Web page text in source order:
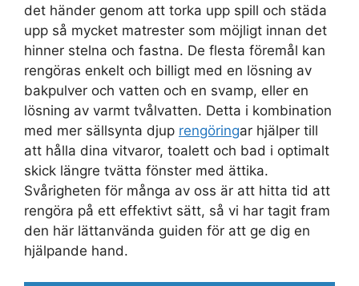
det händer genom att torka upp spill och städa
upp så mycket matrester som möjligt innan det
hinner stelna och fastna. De flesta föremål kan
rengöras enkelt och billigt med en lösning av
bakpulver och vatten och en svamp, eller en
lösning av varmt tvålvatten. Detta i kombination
med mer sällsynta djup rengöringar hjälper till
att hålla dina vitvaror, toalett och bad i optimalt
skick längre tvätta fönster med ättika.
Svårigheten för många av oss är att hitta tid att
rengöra på ett effektivt sätt, så vi har tagit fram
den här lättanvända guiden för att ge dig en
hjälpande hand.